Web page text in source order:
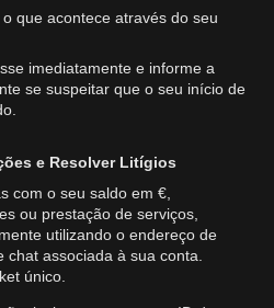
que acontece através do seu
imediatamente e informe a
se suspeitar que o seu início de
e Resolver Litígios
com o seu saldo em €,
ou prestação de serviços,
utilizando o endereço de
chat associada à sua conta.
único.